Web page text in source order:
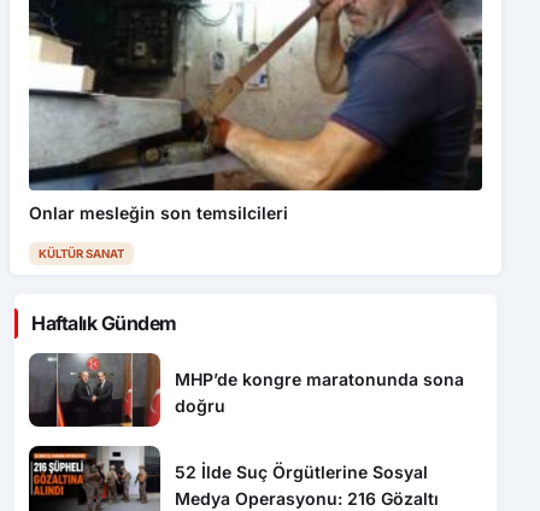
Onlar mesleğin son temsilcileri
KÜLTÜR SANAT
Haftalık Gündem
MHP’de kongre maratonunda sona
doğru
52 İlde Suç Örgütlerine Sosyal
Medya Operasyonu: 216 Gözaltı